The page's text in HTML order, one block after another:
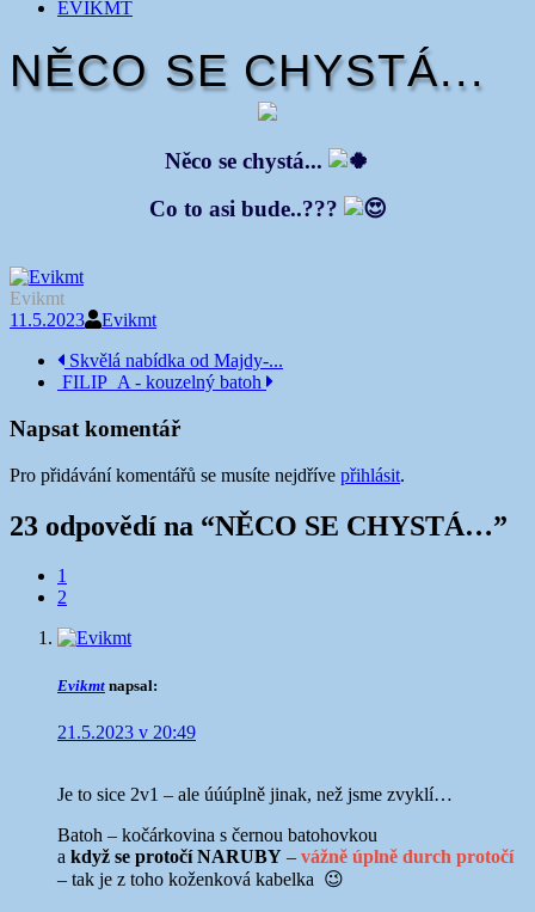
EVIKMT
NĚCO SE CHYSTÁ...
Něco se chystá...
Co to asi bude..???
Evikmt
11.5.2023
Evikmt
Navigace
příspěvku
Skvělá nabídka od Majdy-...
FILIP_A - kouzelný batoh
Napsat komentář
Pro přidávání komentářů se musíte nejdříve přihlásit.
23 odpovědí na “NĚCO SE CHYSTÁ…”
Navigace
komentářích
1
2
Evikmt napsal:
21.5.2023 v 20:49
Je to sice 2v1 – ale úúúplně jinak, než jsme zvyklí…
Batoh – kočárkovina s černou batohovkou
a když se protočí NARUBY – vážně úplně durch protočí
– tak je z toho koženková kabelka 😉